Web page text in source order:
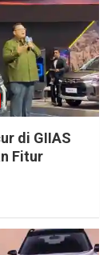
di GIIAS
Fitur